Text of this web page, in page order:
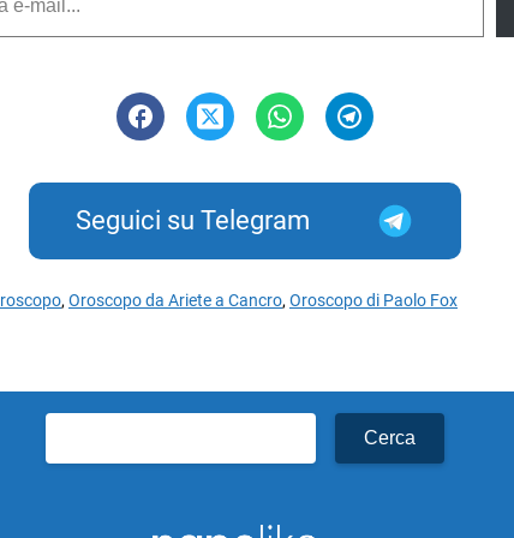
Seguici su Telegram
,Oroscopo da Ariete a Cancro,Oroscopo di Paolo Fox
per: